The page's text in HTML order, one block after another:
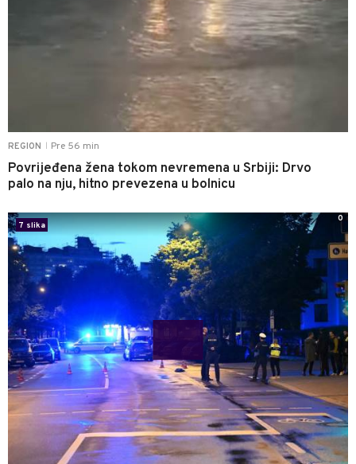
REGION Pre 56 min
Povrijeđena žena tokom nevremena u Srbiji: Drvo
palo na nju, hitno prevezena u bolnicu
7 slika
0